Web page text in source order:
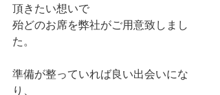
頂きたい想いで
殆どのお席を弊社がご用意致しまし
た。
準備が整っていれば良い出会いにな
り、